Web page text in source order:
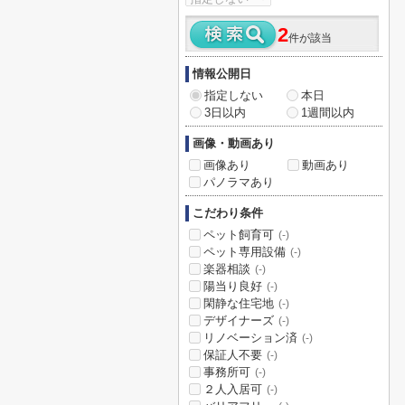
2件が該当
情報公開日
指定しない
本日
3日以内
1週間以内
画像・動画あり
画像あり
動画あり
パノラマあり
こだわり条件
ペット飼育可 (-)
ペット専用設備 (-)
楽器相談 (-)
陽当り良好 (-)
閑静な住宅地 (-)
デザイナーズ (-)
リノベーション済 (-)
保証人不要 (-)
事務所可 (-)
２人入居可 (-)